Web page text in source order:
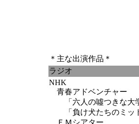
＊主な出演作品＊
ラジオ
NHK
青春アドベンチャー
「六人の噓つきな大
「負け犬たちのミッド
ＦＭシアター